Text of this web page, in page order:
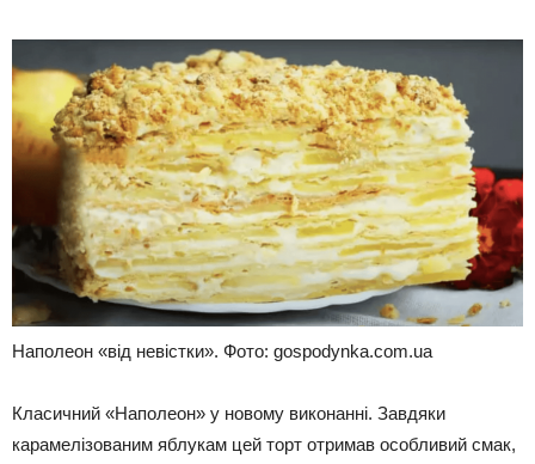
Наполеон «від невістки». Фото: gospodynka.com.ua
Класичний «Наполеон» у новому виконанні. Завдяки
карамелізованим яблукам цей торт отримав особливий смак,